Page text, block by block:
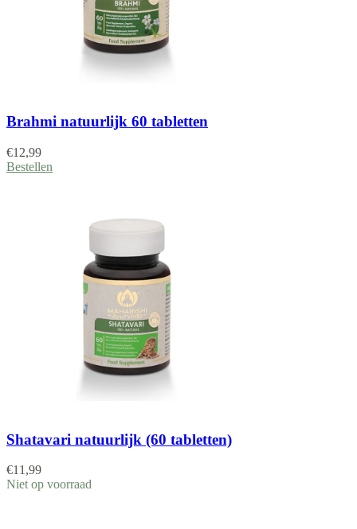
Brahmi natuurlijk 60 tabletten
€12,99
Bestellen
Shatavari natuurlijk (60 tabletten)
€11,99
Niet op voorraad